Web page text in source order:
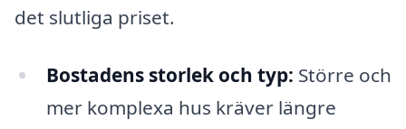
det slutliga priset.
Bostadens storlek och typ: Större och
mer komplexa hus kräver längre